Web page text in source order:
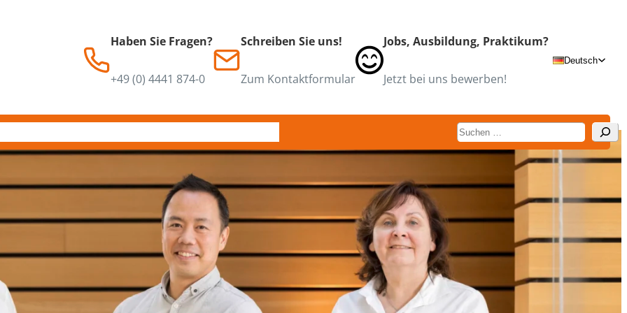
Haben Sie Fragen?
+49 (0) 4441 874-0
Schreiben Sie uns!
Zum Kontaktformular
Jobs, Ausbildung, Praktikum?
Jetzt bei uns bewerben!
Deutsch
Suchen